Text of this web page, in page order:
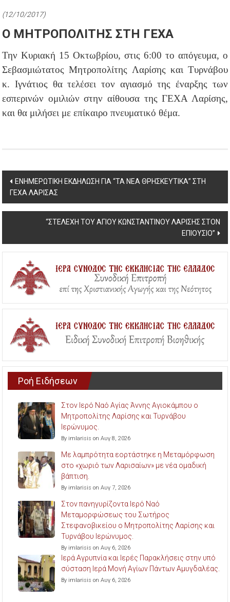
(12/10/2017)
Ο ΜΗΤΡΟΠΟΛΙΤΗΣ ΣΤΗ ΓΕΧΑ
Την Κυριακή 15 Οκτωβρίου, στις 6:00 το απόγευμα, ο
Σεβασμιώτατος Μητροπολίτης Λαρίσης και Τυρνάβου
κ. Ιγνάτιος θα τελέσει τον αγιασμό της έναρξης των
εσπερινών ομιλιών στην αίθουσα της ΓΕΧΑ Λαρίσης,
και θα μιλήσει με επίκαιρο πνευματικό θέμα.
Post
navigation
ΕΝΗΜΕΡΩΤΙΚΗ ΕΚΔΗΛΩΣΗ ΓΙΑ “ΤΑ ΝΕΑ ΘΡΗΣΚΕΥΤΙΚΑ” ΣΤΗ
ΓΕΧΑ ΛΑΡΙΣΑΣ
“ΣΤΕΛΕΧΗ ΤΟΥ ΑΓΙΟΥ ΚΩΝΣΤΑΝΤΙΝΟΥ ΛΑΡΙΣΗΣ ΣΤΟΝ
ΕΠΙΟΥΣΙΟ”
Ροή Ειδήσεων
Στον Ιερό Ναό Αγίας Άννης Αγιοκάμπου ο
Μητροπολίτης Λαρίσης και Τυρνάβου
Ιερώνυμος.
By imlarisis on Αυγ 8, 2026
Με λαμπρότητα εορτάστηκε η Μεταμόρφωση
στο «χωριό των Λαρισαίων» με νέα ομαδική
βάπτιση.
By imlarisis on Αυγ 7, 2026
Στον πανηγυρίζοντα Ιερό Ναό
Μεταμορφώσεως του Σωτήρος
Στεφανοβικείου ο Μητροπολίτης Λαρίσης και
Τυρνάβου Ιερώνυμος.
By imlarisis on Αυγ 6, 2026
Ιερά Αγρυπνία και Ιερές Παρακλήσεις στην υπό
σύσταση Ιερά Μονή Αγίων Πάντων Αμυγδαλέας.
By imlarisis on Αυγ 6, 2026